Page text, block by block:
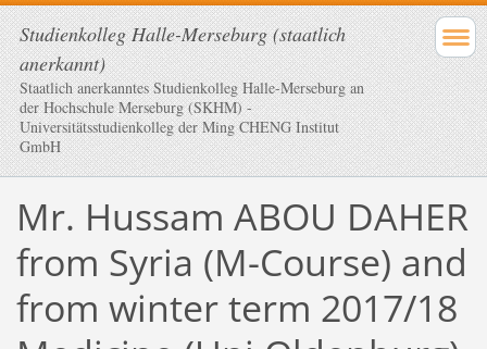
Studienkolleg Halle-Merseburg (staatlich
anerkannt)
Staatlich anerkanntes Studienkolleg Halle-Merseburg an
der Hochschule Merseburg (SKHM) -
Universitätsstudienkolleg der Ming CHENG Institut
GmbH
Mr. Hussam ABOU DAHER
from Syria (M-Course) and
from winter term 2017/18